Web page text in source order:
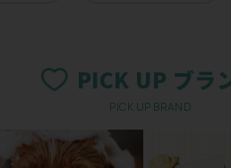
PICK UP ブラ
PICK UP BRAND